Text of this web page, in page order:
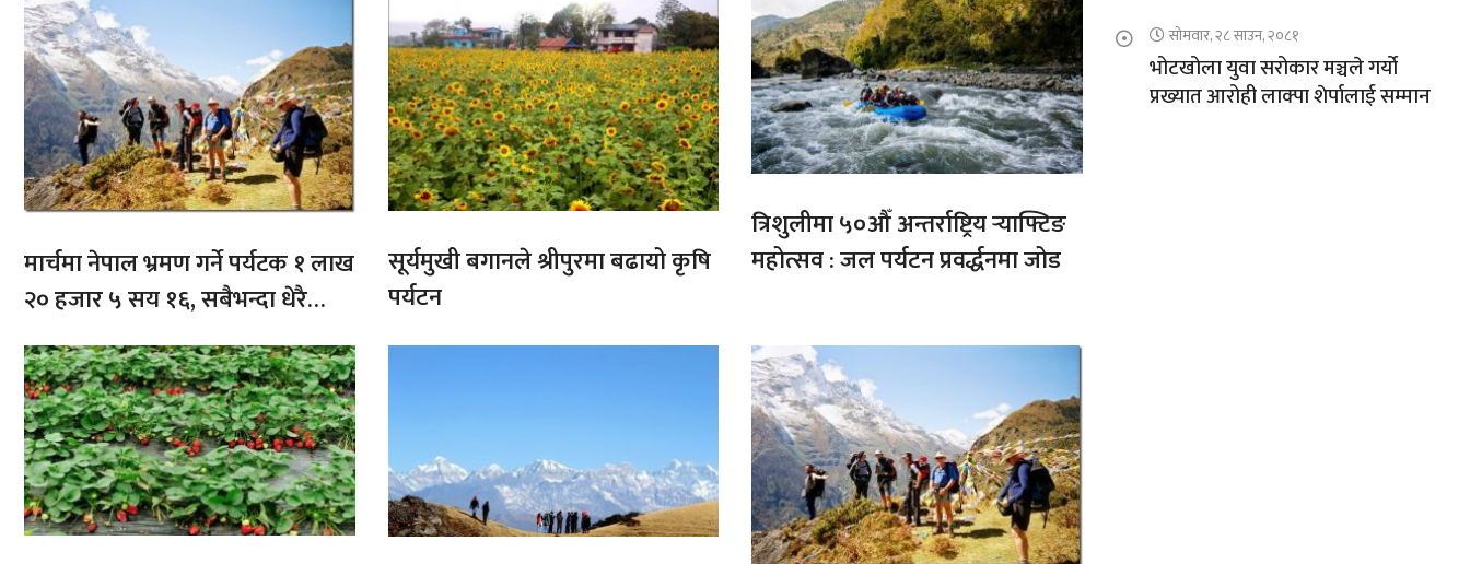
मार्चमा नेपाल भ्रमण गर्ने पर्यटक १ लाख
२० हजार ५ सय १६, सबैभन्दा धेरै
भारतबाट
सूर्यमुखी बगानले श्रीपुरमा बढायो कृषि
पर्यटन
त्रिशुलीमा ५०औँ अन्तर्राष्ट्रिय र्‍याफ्टिङ
महोत्सव : जल पर्यटन प्रवर्द्धनमा जोड
सोमवार, २८ साउन, २०८१
भोटखोला युवा सरोकार मञ्चले गर्यो
प्रख्यात आरोही लाक्पा शेर्पालाई सम्मान